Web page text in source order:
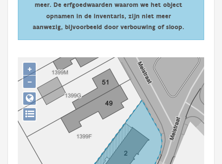
Persoon of collectief
Downloads
Aanmelden
meer. De erfgoedwaarden waarom we het object
opnamen in de inventaris, zijn niet meer
aanwezig, bijvoorbeeld door verbouwing of sloop.
+
−